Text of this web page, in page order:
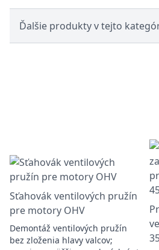
Ďalšie produkty v tejto
Sťahovák ventilových pružín
pre motory OHV
Demontáž ventilových pružín
bez zloženia hlavy valcov;